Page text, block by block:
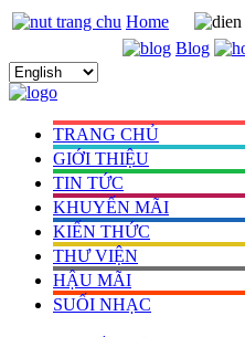
Home
Blog
TRANG CHỦ
GIỚI THIỆU
TIN TỨC
KHUYẾN MÃI
KIẾN THỨC
THƯ VIỆN
HẬU MÃI
SUỐI NHẠC